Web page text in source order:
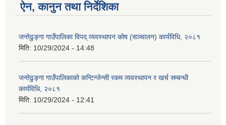
ऐन, कानुन तथा निर्देशिका
जन्तेढुङ्गा गाउँपालिका विपद् व्यवस्थापन कोष (सञ्चालन) कार्यविधि, २०८१
मिति: 10/29/2024 - 14:48
जन्तेढुङ्गा गाउँपालिकाको कन्टिन्जेन्सी रकम व्यवस्थापन र खर्च सम्बन्धी
कार्यविधि, २०८१
मिति: 10/29/2024 - 12:41